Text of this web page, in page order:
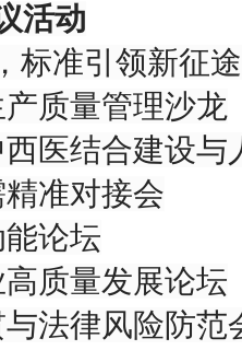
活动
标准引领新征
质量管理沙⻰
医结合建设与
准对接会
论坛
质量发展论坛
法律⻛险防范